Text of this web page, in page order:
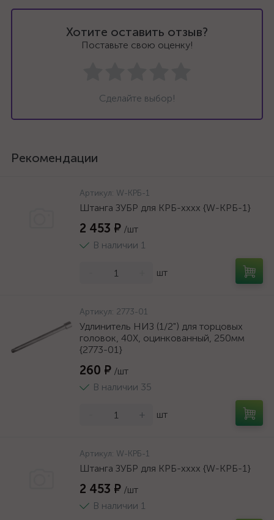
Хотите оставить отзыв?
Поставьте свою оценку!
Сделайте выбор!
Рекомендации
Артикул: W-КРБ-1
Штанга ЗУБР для КРБ-хххх {W-КРБ-1}
2 453 ₽ /шт
В наличии 1
шт
Артикул: 2773-01
Удлинитель НИЗ (1/2") для торцовых
головок, 40Х, оцинкованный, 250мм
{2773-01}
260 ₽ /шт
В наличии 35
+ шт
Артикул: W-КРБ-1
Штанга ЗУБР для КРБ-хххх {W-КРБ-1}
2 453 ₽ /шт
В наличии 1